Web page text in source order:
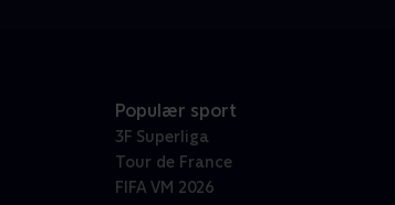
Populær sport
3F Superliga
Tour de France
FIFA VM 2026